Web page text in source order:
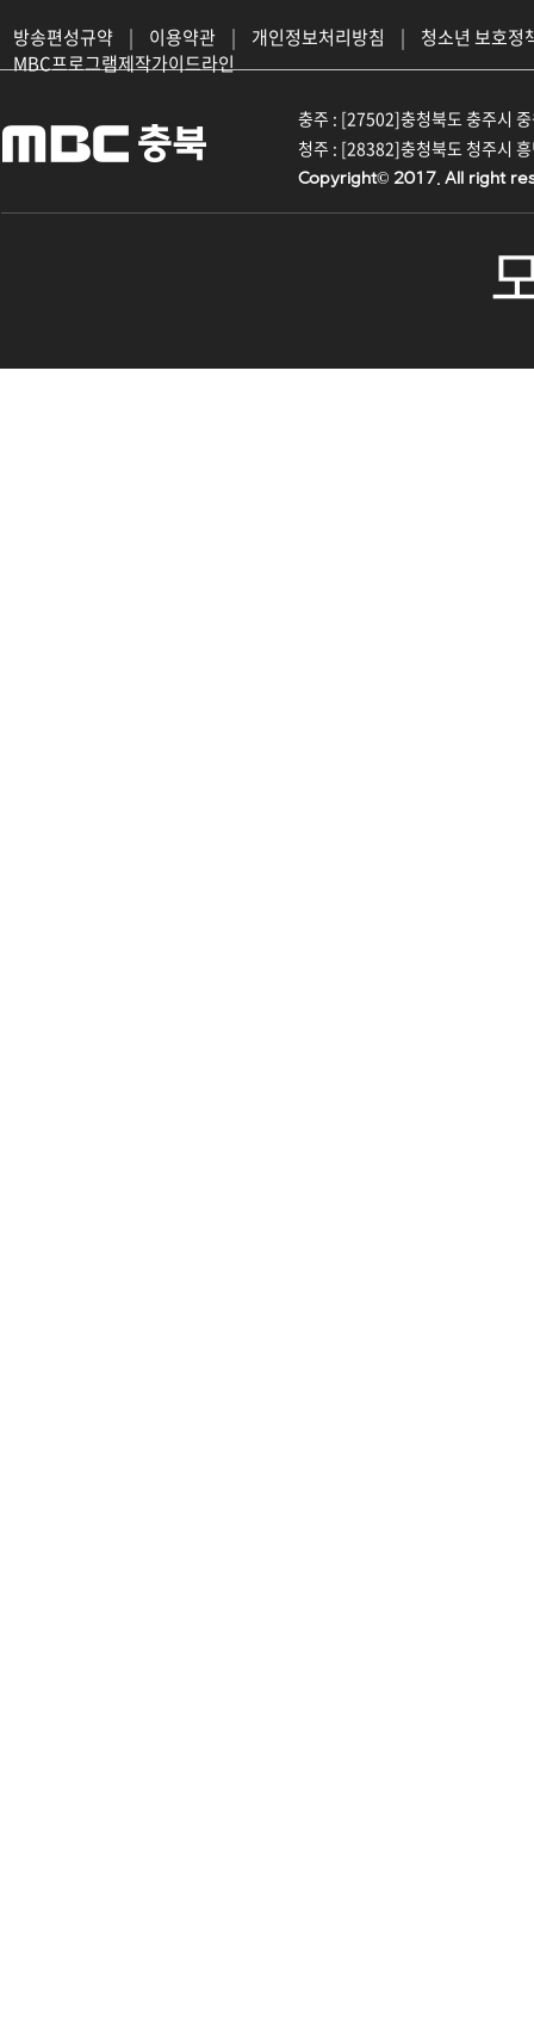
방송편성규약 | 이용약관 | 개인정보처리방침 |
청소년 보호정
MBC프로그램제작가이드라인
충주 : [27502]충청북도 충주시
청주 : [28382]충청북도 청주시
Copyright© 2017. All right